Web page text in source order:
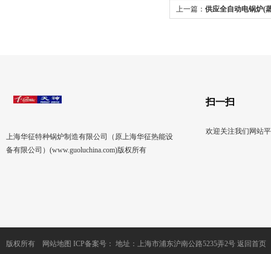
上一篇： 供应全自动电锅炉(
上海华征特种锅炉制造有限公司（原上海华征热能设
备有限公司）(www.guoluchina.com)版权所有
扫一扫
欢迎关注我们网站
版权所有 网站地图 ICP备案号： 地址：上海市浦东沪南公路5235弄2号 返回首页